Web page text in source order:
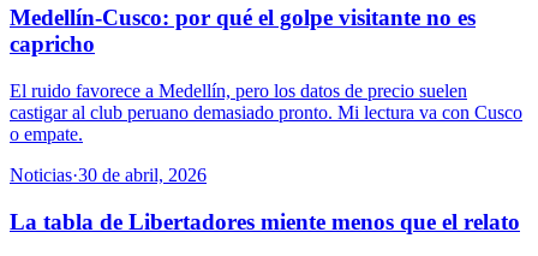
Medellín-Cusco: por qué el golpe visitante no es
capricho
El ruido favorece a Medellín, pero los datos de precio suelen
castigar al club peruano demasiado pronto. Mi lectura va con Cusco
o empate.
Noticias·30 de abril, 2026
La tabla de Libertadores miente menos que el relato